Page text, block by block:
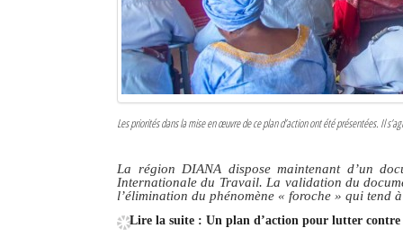
Les priorités dans la mise en œuvre de ce plan d’action ont été présentées. Il
La région DIANA dispose maintenant d’un
Internationale du Travail. La validation du
l’élimination du phénomène « foroche » qui tend
Lire la suite : Un plan d’action pour lutter contre